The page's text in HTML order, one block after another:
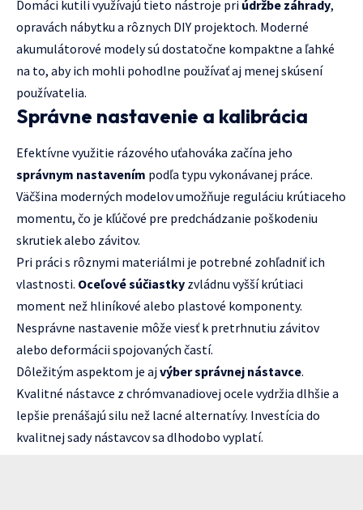
Domáci kutili využívajú tieto nástroje pri údržbe záhrady,
opravách nábytku a rôznych DIY projektoch. Moderné
akumulátorové modely sú dostatočne kompaktne a ľahké
na to, aby ich mohli pohodlne používať aj menej skúsení
používatelia.
Správne nastavenie a kalibrácia
Efektívne využitie rázového uťahováka začína jeho
správnym nastavením podľa typu vykonávanej práce.
Väčšina moderných modelov umožňuje reguláciu krútiaceho
momentu, čo je kľúčové pre predchádzanie poškodeniu
skrutiek alebo závitov.
Pri práci s rôznymi materiálmi je potrebné zohľadniť ich
vlastnosti. Oceľové súčiastky zvládnu vyšší krútiaci
moment než hliníkové alebo plastové komponenty.
Nesprávne nastavenie môže viesť k pretrhnutiu závitov
alebo deformácii spojovaných častí.
Dôležitým aspektom je ajvýber správnej nástavce.
Kvalitné nástavce z chrómvanadiovej ocele vydržia dlhšie a
lepšie prenášajú silu než lacné alternatívy. Investícia do
kvalitnej sady nástavcov sa dlhodobo vyplatí.